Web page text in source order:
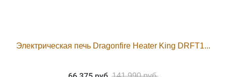
Электрическая печь Dragonfire Heater King DRFT1...